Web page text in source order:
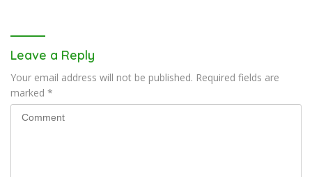
Leave a Reply
Your email address will not be published. Required fields are
marked *